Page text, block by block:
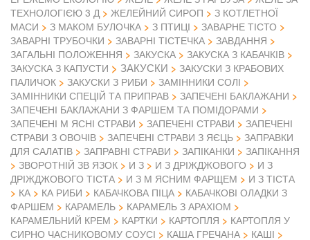
ТЕХНОЛОГІЄЮ 3 Д
ЖЕЛЕЙНИЙ СИРОП
З КОТЛЕТНОЇ
МАСИ
З МАКОМ БУЛОЧКА З ПТИЦІ
ЗАВАРНЕ ТІСТО
ЗАВАРНІ ТРУБОЧКИ
ЗАВАРНІ ТІСТЕЧКА
ЗАВДАННЯ
ЗАГАЛЬНІ ПОЛОЖЕННЯ
ЗАКУСКА
ЗАКУСКА З КАБАЧКІВ
ЗАКУСКА З КАПУСТИ
ЗАКУСКИ
ЗАКУСКИ З КРАБОВИХ
ПАЛИЧОК
ЗАКУСКИ З РИБИ
ЗАМІННИКИ СОЛІ
ЗАМІННИКИ СПЕЦІЙ ТА ПРИПРАВ
ЗАПЕЧЕНІ БАКЛАЖАНИ
ЗАПЕЧЕНІ БАКЛАЖАНИ З ФАРШЕМ ТА ПОМІДОРАМИ
ЗАПЕЧЕНІ М ЯСНІ СТРАВИ
ЗАПЕЧЕНІ СТРАВИ
ЗАПЕЧЕНІ
СТРАВИ З ОВОЧІВ
ЗАПЕЧЕНІ СТРАВИ З ЯЄЦЬ
ЗАПРАВКИ
ДЛЯ САЛАТІВ
ЗАПРАВНІ СТРАВИ ЗАПІКАНКИ
ЗАПІКАННЯ
ЗВОРОТНІЙ ЗВ ЯЗОК
И З И З ДРІЖДЖОВОГО
И З
ДРІЖДЖОВОГО ТІСТА
И З М ЯСНИМ ФАРЩЕМ
И З ТІСТА
КА
КА РИБИ КАБАЧКОВА ПІЦА
КАБАЧКОВІ ОЛАДКИ З
ФАРШЕМ
КАРАМЕЛЬ
КАРАМЕЛЬ З АРАХІОМ
КАРАМЕЛЬНИЙ КРЕМ
КАРТКИ КАРТОПЛЯ
КАРТОПЛЯ У
СИРНО ЧАСНИКОВОМУ СОУСІ
КАША ГРЕЧАНА
КАШІ